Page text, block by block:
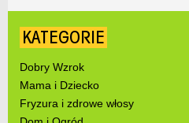
KATEGORIE
Dobry Wzrok
Mama i Dziecko
Fryzura i zdrowe włosy